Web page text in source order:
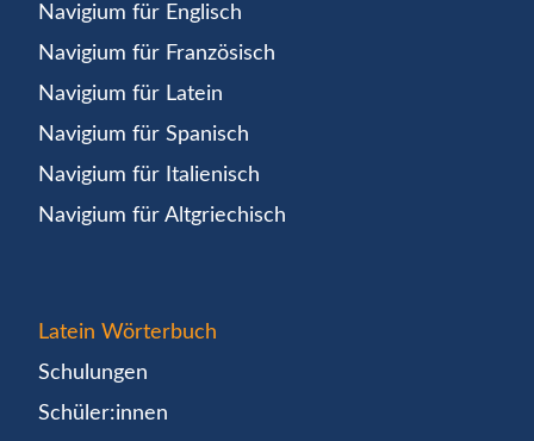
Navigium für Englisch
Navigium für Französisch
Navigium für Latein
Navigium für Spanisch
Navigium für Italienisch
Navigium für Altgriechisch
Latein Wörterbuch
Schulungen
Schüler:innen